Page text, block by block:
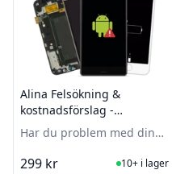
Alina Felsökning &
kostnadsförslag -
Mobiltelefon
Har du problem med din
299 kr I Lager
10+ i lager